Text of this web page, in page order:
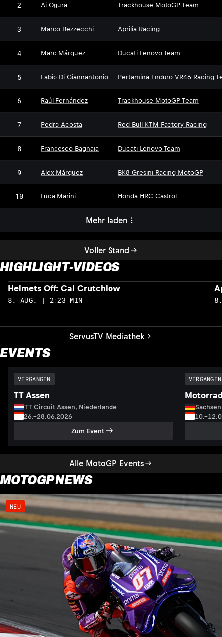
Voller Stand
2 Ai Ogura Trackhouse MotoGP Team
3 Marco Bezzecchi Aprilia Racing
4 Marc Márquez Ducati Lenovo Team
5 Fabio Di Giannantonio Pertamina Enduro VR46 Racing
6 Raúl Fernández Trackhouse MotoGP Team
7 Pedro Acosta Red Bull KTM Factory Racing
8 Francesco Bagnaia Ducati Lenovo Team
9 Alex Márquez BK8 Gresini Racing MotoGP
10 Luca Marini Honda HRC Castrol
Mehr laden
HIGHLIGHT-VIDEOS
ServusTV Mediathek
Helmets Off: Cal Crutchlow
8. AUG. | 2:23 MIN
EVENTS
Alle MotoGP Events
VERGANGEN
TT Assen
TT Circuit Assen, Niederlande
26.–28.06.2026
Zum Event
VERGANGEN
MOTOGP NEWS
NEU